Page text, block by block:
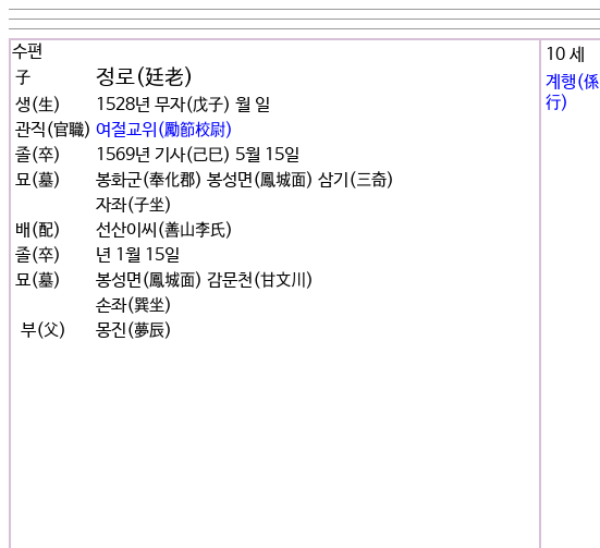
수편
子
정로(廷老)
생(生)
1528년 무자(戊子) 월 일
관직(官職) 여절교위(勵節校尉)
졸(卒)
1569년 기사(己巳) 5월 15일
묘(墓)
봉화군(奉化郡) 봉성면(鳳城面) 삼기(三奇)
자좌(子坐)
배(配)
선산이씨(善山李氏)
졸(卒)
년 1월 15일
묘(墓)
봉성면(鳳城面) 감문천(甘文川)
손좌(巽坐)
부(父)
몽진(夢辰)
10 세
계행(係
行)